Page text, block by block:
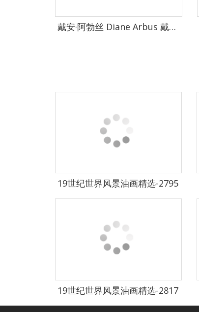
戴安·阿勃丝 Diane Arbus 戴安·阿勃丝 摄影作品集-0154
19世纪世界风景油画精选-2795
19世纪世界风景油画精选-2817